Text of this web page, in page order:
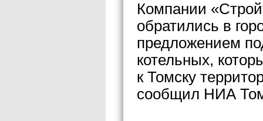
Компании
обратились в
предложением
котельных,
к Томску
сообщил НИА